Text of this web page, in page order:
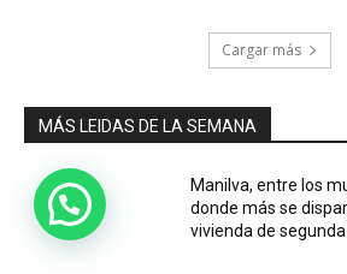
Cargar más
MÁS LEIDAS DE LA SEMANA
Manilva, entre los
donde más se
vivienda de